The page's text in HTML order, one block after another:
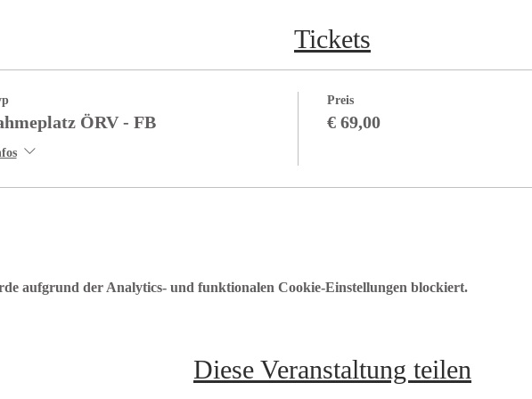
Tickets
ÖRV - FB
Preis
€ 69,00
aufgrund der Analytics- und funktionalen Cookie-Einstellungen blockiert.
Diese Veranstaltung teilen